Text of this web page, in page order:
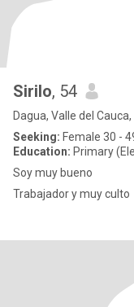
Sirilo, 54
Dagua, Valle del
Seeking: Female 30 -
Education: Primary
Soy muy bueno
Trabajador y muy culto